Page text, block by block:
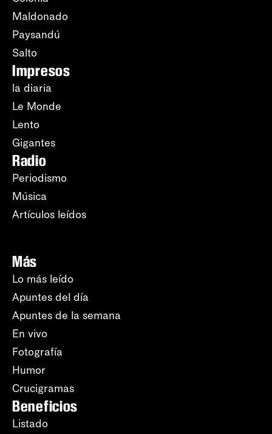
Maldonado
Paysandú
Salto
Impresos
la diaria
Le Monde
Lento
Gigantes
Radio
Periodismo
Música
Artículos leídos
Más
Lo más leído
Apuntes del día
Apuntes de la semana
En vivo
Fotografía
Humor
Crucigramas
Beneficios
Listado